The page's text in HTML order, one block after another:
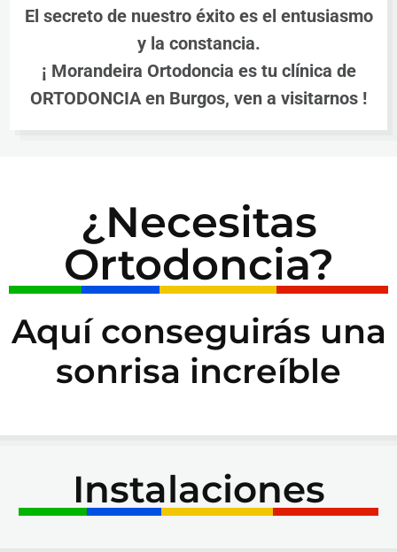
obten
ido.
El secreto de nuestro éxito es el entusiasmo
y la constancia.
¡ Morandeira Ortodoncia es tu clínica de
ORTODONCIA en Burgos, ven a visitarnos !
¿Necesitas
Ortodoncia?
Aquí conseguirás una
sonrisa increíble
Instalaciones